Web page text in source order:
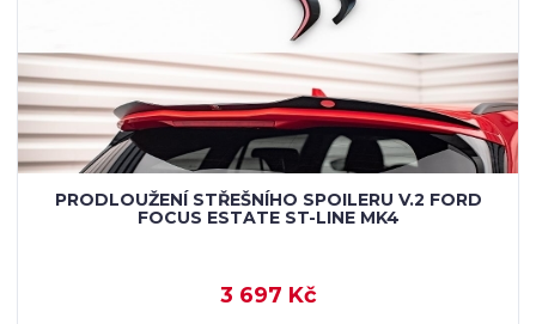
PRODLOUŽENÍ STŘEŠNÍHO SPOILERU V.2 FORD
FOCUS ESTATE ST-LINE MK4
3 697 Kč